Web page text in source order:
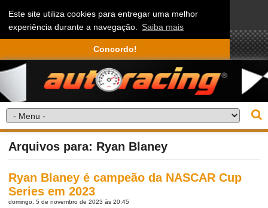
Este site utiliza cookies para entregar uma melhor
experiência durante a navegação. Saiba mais
Concordo!
Arquivos para: Ryan Blaney
Ryan Blaney é campeão da NASCAR Cup
Series em 2023
domingo, 5 de novembro de 2023 às 20:45